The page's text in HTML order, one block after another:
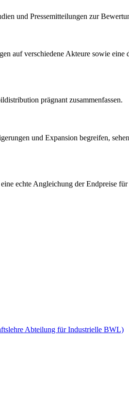
und Pressemitteilungen zur
auf verschiedene Akteure sowie eine
prägnant zusammenfassen.
und Expansion begreifen,
echte Angleichung der Endpreise
Abteilung für Industrielle BWL)